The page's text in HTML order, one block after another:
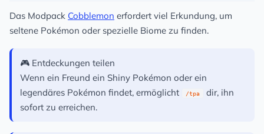
Das Modpack Cobblemon erfordert viel Erkundung, um
seltene Pokémon oder spezielle Biome zu finden.
🎮 Entdeckungen teilen
Wenn ein Freund ein Shiny Pokémon oder ein
legendäres Pokémon findet, ermöglicht
/tpa
dir, ihn
sofort zu erreichen.